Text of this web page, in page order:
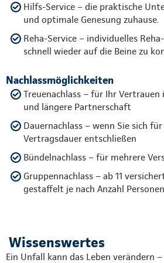
Hilfs-Service – die praktische
und optimale Genesung zuhause.
Reha-Service – individuelles
schnell wieder auf die Beine zu
Nachlassmöglichkeiten
Treuenachlass – für Ihr
und längere Partnerschaft
Dauernachlass – wenn Sie sich
Vertragsdauer entschließen
Bündelnachlass – für mehrere
Gruppennachlass – ab 11
gestaffelt je nach Anzahl Personen
Wissenswertes
Ein Unfall kann das Leben verändern –